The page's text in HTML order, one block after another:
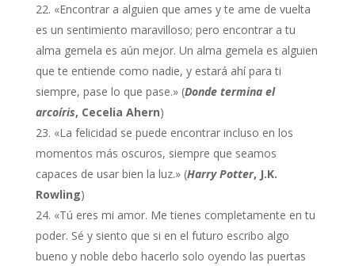
«Encontrar a alguien que ames y te ame de vuelta
es un sentimiento maravilloso; pero encontrar a tu
alma gemela es aún mejor. Un alma gemela es alguien
que te entiende como nadie, y estará ahí para ti
siempre, pase lo que pase.» (Donde termina el
arcoíris, Cecelia Ahern)
«La felicidad se puede encontrar incluso en los
momentos más oscuros, siempre que seamos
capaces de usar bien la luz.» (Harry Potter, J.K.
Rowling)
«Tú eres mi amor. Me tienes completamente en tu
poder. Sé y siento que si en el futuro escribo algo
bueno y noble debo hacerlo solo oyendo las puertas